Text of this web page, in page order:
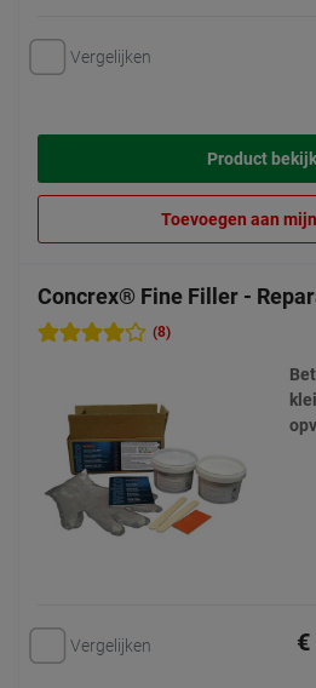
Vergelijken
Product
Toevoegen aan
Concrex® Fine Filler -
(8)
Vergelijken €